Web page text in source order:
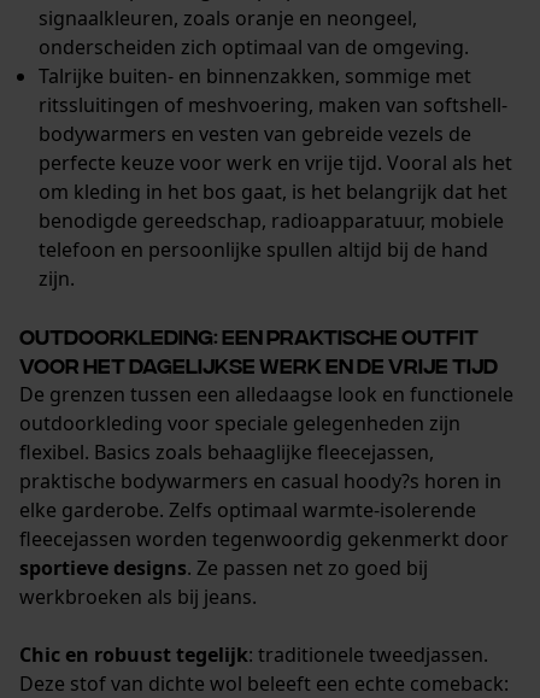
signaalkleuren, zoals oranje en neongeel,
onderscheiden zich optimaal van de omgeving.
Talrijke buiten- en binnenzakken, sommige met
ritssluitingen of meshvoering, maken van softshell-
bodywarmers en vesten van gebreide vezels de
perfecte keuze voor werk en vrije tijd. Vooral als het
om kleding in het bos gaat, is het belangrijk dat het
benodigde gereedschap, radioapparatuur, mobiele
telefoon en persoonlijke spullen altijd bij de hand
zijn.
Outdoorkleding: een praktische outfit
voor het dagelijkse werk en de vrije tijd
De grenzen tussen een alledaagse look en functionele
outdoorkleding voor speciale gelegenheden zijn
flexibel. Basics zoals behaaglijke fleecejassen,
praktische bodywarmers en casual hoody?s horen in
elke garderobe. Zelfs optimaal warmte-isolerende
fleecejassen worden tegenwoordig gekenmerkt door
sportieve designs. Ze passen net zo goed bij
werkbroeken als bij jeans.
Chic en robuust tegelijk: traditionele tweedjassen.
Deze stof van dichte wol beleeft een echte comeback: